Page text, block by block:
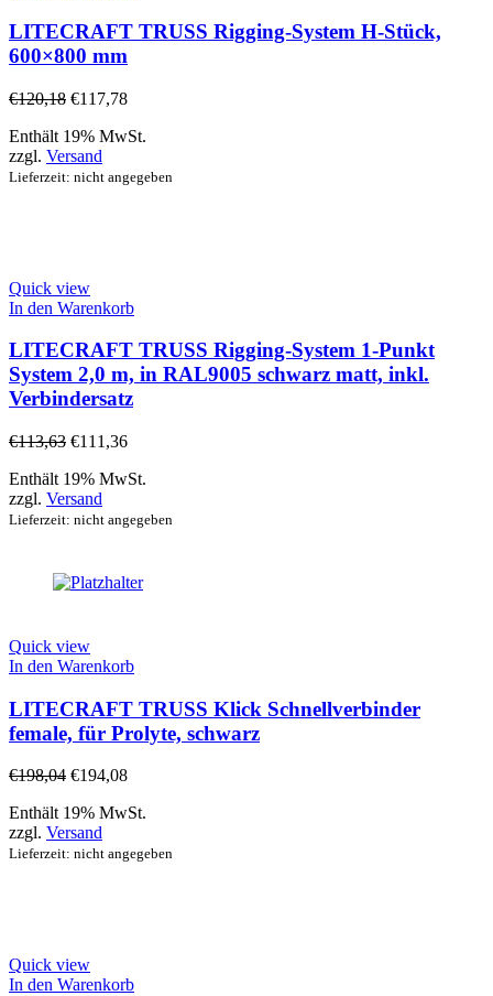
LITECRAFT TRUSS Rigging-System H-Stück,
600×800 mm
€120,18 €117,78
Enthält 19% MwSt.
zzgl. Versand
Lieferzeit: nicht angegeben
Quick view
In den Warenkorb
LITECRAFT TRUSS Rigging-System 1-Punkt
System 2,0 m, in RAL9005 schwarz matt, inkl.
Verbindersatz
€113,63 €111,36
Enthält 19% MwSt.
zzgl. Versand
Lieferzeit: nicht angegeben
Quick view
In den Warenkorb
LITECRAFT TRUSS Klick Schnellverbinder
female, für Prolyte, schwarz
€198,04 €194,08
Enthält 19% MwSt.
zzgl. Versand
Lieferzeit: nicht angegeben
Quick view
In den Warenkorb